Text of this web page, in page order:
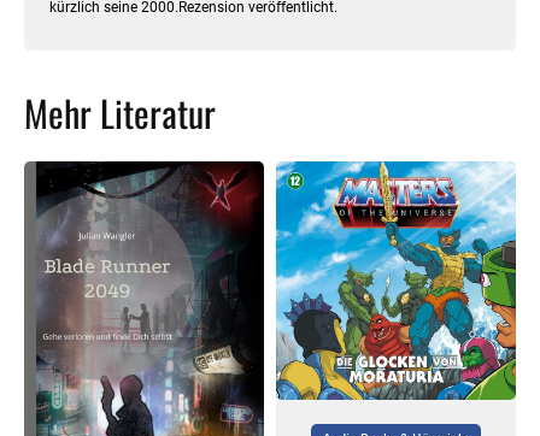
kürzlich seine 2000.Rezension veröffentlicht.
Mehr Literatur